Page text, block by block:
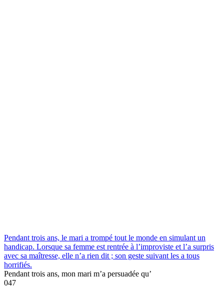
Pendant trois ans, le mari a trompé tout le monde en simulant un
handicap. Lorsque sa femme est rentrée à l’improviste et l’a surpris
avec sa maîtresse, elle n’a rien dit ; son geste suivant les a tous
horrifiés.
Pendant trois ans, mon mari m’a persuadée qu’
047